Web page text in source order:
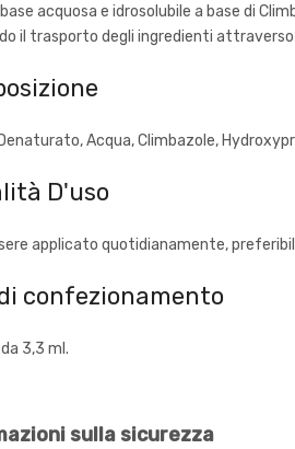
acquosa e idrosolubile a base di
il trasporto degli ingredienti
Acqua, Climbazole,
D'uso
applicato quotidianamente,
confezionamento
3,3 ml.
sulla sicurezza